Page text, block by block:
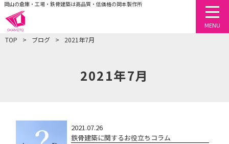
岡山の倉庫・工場・鉄骨建築は高品質・低価格の岡本製作所
TOP ブログ 2021年7月
MENU
2021年7月
2021.07.26
鉄骨建築に関するお役立ちコラム